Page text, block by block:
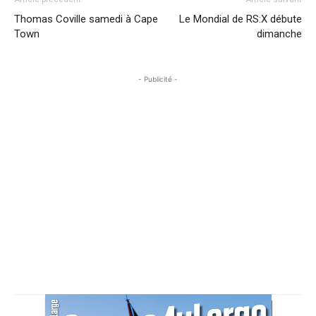
Thomas Coville samedi à Cape
Town
Le Mondial de RS:X débute
dimanche
- Publicité -